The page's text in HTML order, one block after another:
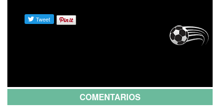
COMENTARIOS